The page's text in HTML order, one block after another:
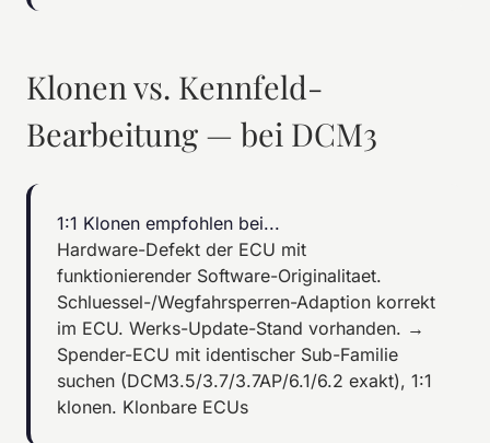
Klonen vs. Kennfeld-
Bearbeitung — bei DCM3
1:1 Klonen empfohlen bei...
Hardware-Defekt der ECU mit
funktionierender Software-Originalitaet.
Schluessel-/Wegfahrsperren-Adaption korrekt
im ECU. Werks-Update-Stand vorhanden. →
Spender-ECU mit identischer Sub-Familie
suchen (DCM3.5/3.7/3.7AP/6.1/6.2 exakt), 1:1
klonen. Klonbare ECUs